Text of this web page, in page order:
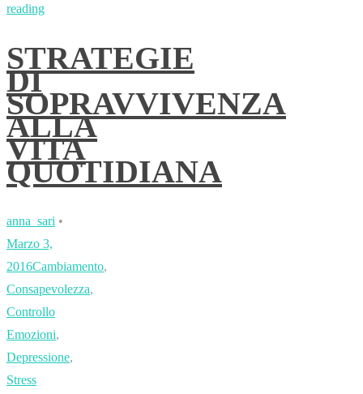
reading
STRATEGIE
DI
SOPRAVVIVENZA
ALLA
VITA
QUOTIDIANA
anna_sari •
Marzo 3,
2016Cambiamento,
Consapevolezza,
Controllo
Emozioni,
Depressione,
Stress